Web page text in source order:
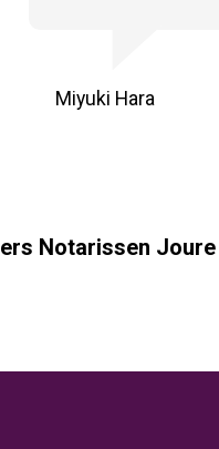
Miyuki Hara
Notarissen Joure